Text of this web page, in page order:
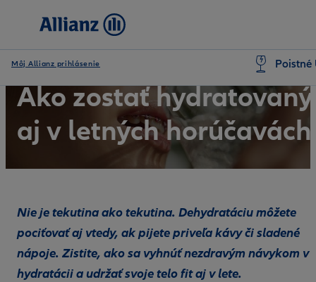
Môj Allianz prihlásenie Poistné
Ako zostať hydratovaný
aj v letných
Nie je tekutina ako tekutina. Dehydratáciu môžete
pociťovať aj vtedy, ak pijete priveľa kávy či sladené
nápoje. Zistite, ako sa vyhnúť nezdravým návykom v
hydratácii a udržať svoje telo fit aj v lete.